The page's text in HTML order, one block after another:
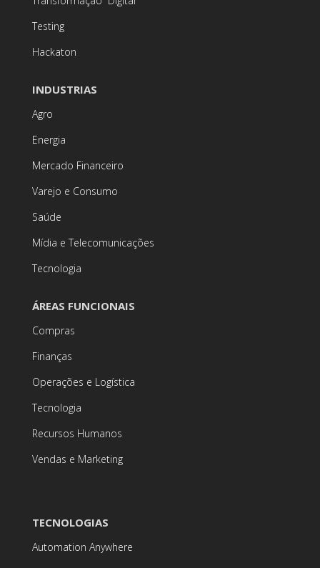
Testing
Hackaton
INDUSTRIAS
Agro
Energia
Mercado Financeiro
Varejo e Consumo
Saúde
Mídia e Telecomunicações
Tecnologia
ÁREAS FUNCIONAIS
Compras
Finanças
Operações e Logística
Tecnologia
Recursos Humanos
Vendas e Marketing
TECNOLOGIAS
Automation Anywhere